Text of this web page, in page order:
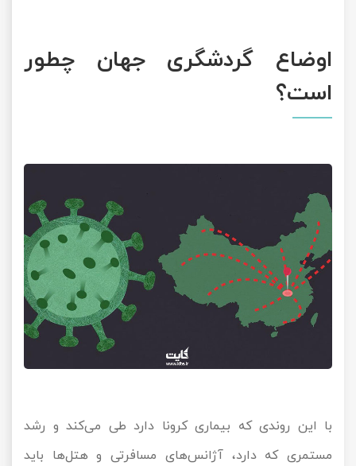
اوضاع گردشگری جهان چطور
است؟
با این روندی که بیماری کرونا دارد طی می‌کند و رشد
مستمری که دارد، آژانس‌های مسافرتی و هتل‌ها باید